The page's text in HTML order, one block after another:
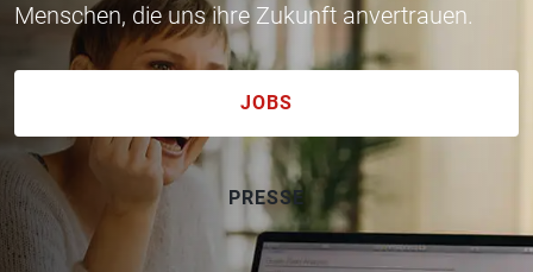
Menschen, die uns ihre Zukunft anvertrauen.
JOBS
PRESSE